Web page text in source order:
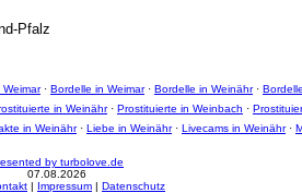
Pfalz
· Bordelle in Weimar· Bordelle in Weinähr·
in Weinähr· Prostituierte in Weinbach ·
in Weinähr· Liebe in Weinähr· Livecams in Weinähr·
by turbolove.de
07.08.2026
| Impressum | Datenschutz